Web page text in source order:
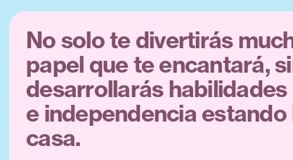
No solo te divertirás
papel que te encantará,
desarrollarás
e independencia estando
casa.